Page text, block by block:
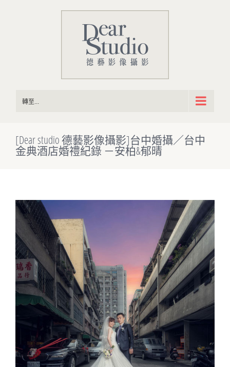
轉至...
[Dear studio 德藝影像攝影]台中婚攝／台中
金典酒店婚禮紀錄 －安柏&郁晴
View
Larger
Image